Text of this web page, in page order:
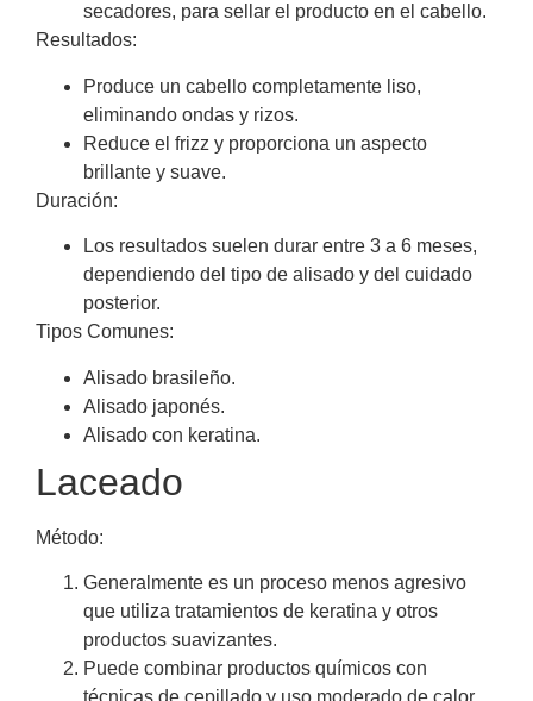
secadores, para sellar el producto en el cabello.
Resultados:
Produce un cabello completamente liso,
eliminando ondas y rizos.
Reduce el frizz y proporciona un aspecto
brillante y suave.
Duración:
Los resultados suelen durar entre 3 a 6 meses,
dependiendo del tipo de alisado y del cuidado
posterior.
Tipos Comunes:
Alisado brasileño.
Alisado japonés.
Alisado con keratina.
Laceado
Método:
Generalmente es un proceso menos agresivo
que utiliza tratamientos de keratina y otros
productos suavizantes.
Puede combinar productos químicos con
técnicas de cepillado y uso moderado de calor.